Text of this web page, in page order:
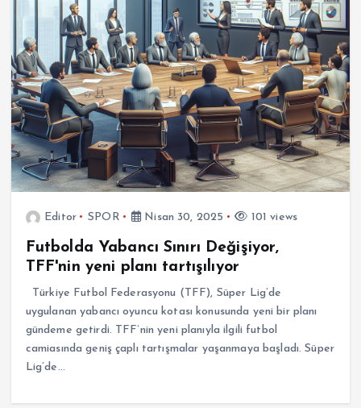
Editor SPOR Nisan 30, 2025 101 views
Futbolda Yabancı Sınırı Değişiyor,
TFF'nin yeni planı tartışılıyor
Türkiye Futbol Federasyonu (TFF), Süper Lig’de
uygulanan yabancı oyuncu kotası konusunda yeni bir planı
gündeme getirdi. TFF’nin yeni planıyla ilgili futbol
camiasında geniş çaplı tartışmalar yaşanmaya başladı. Süper
Lig’de…